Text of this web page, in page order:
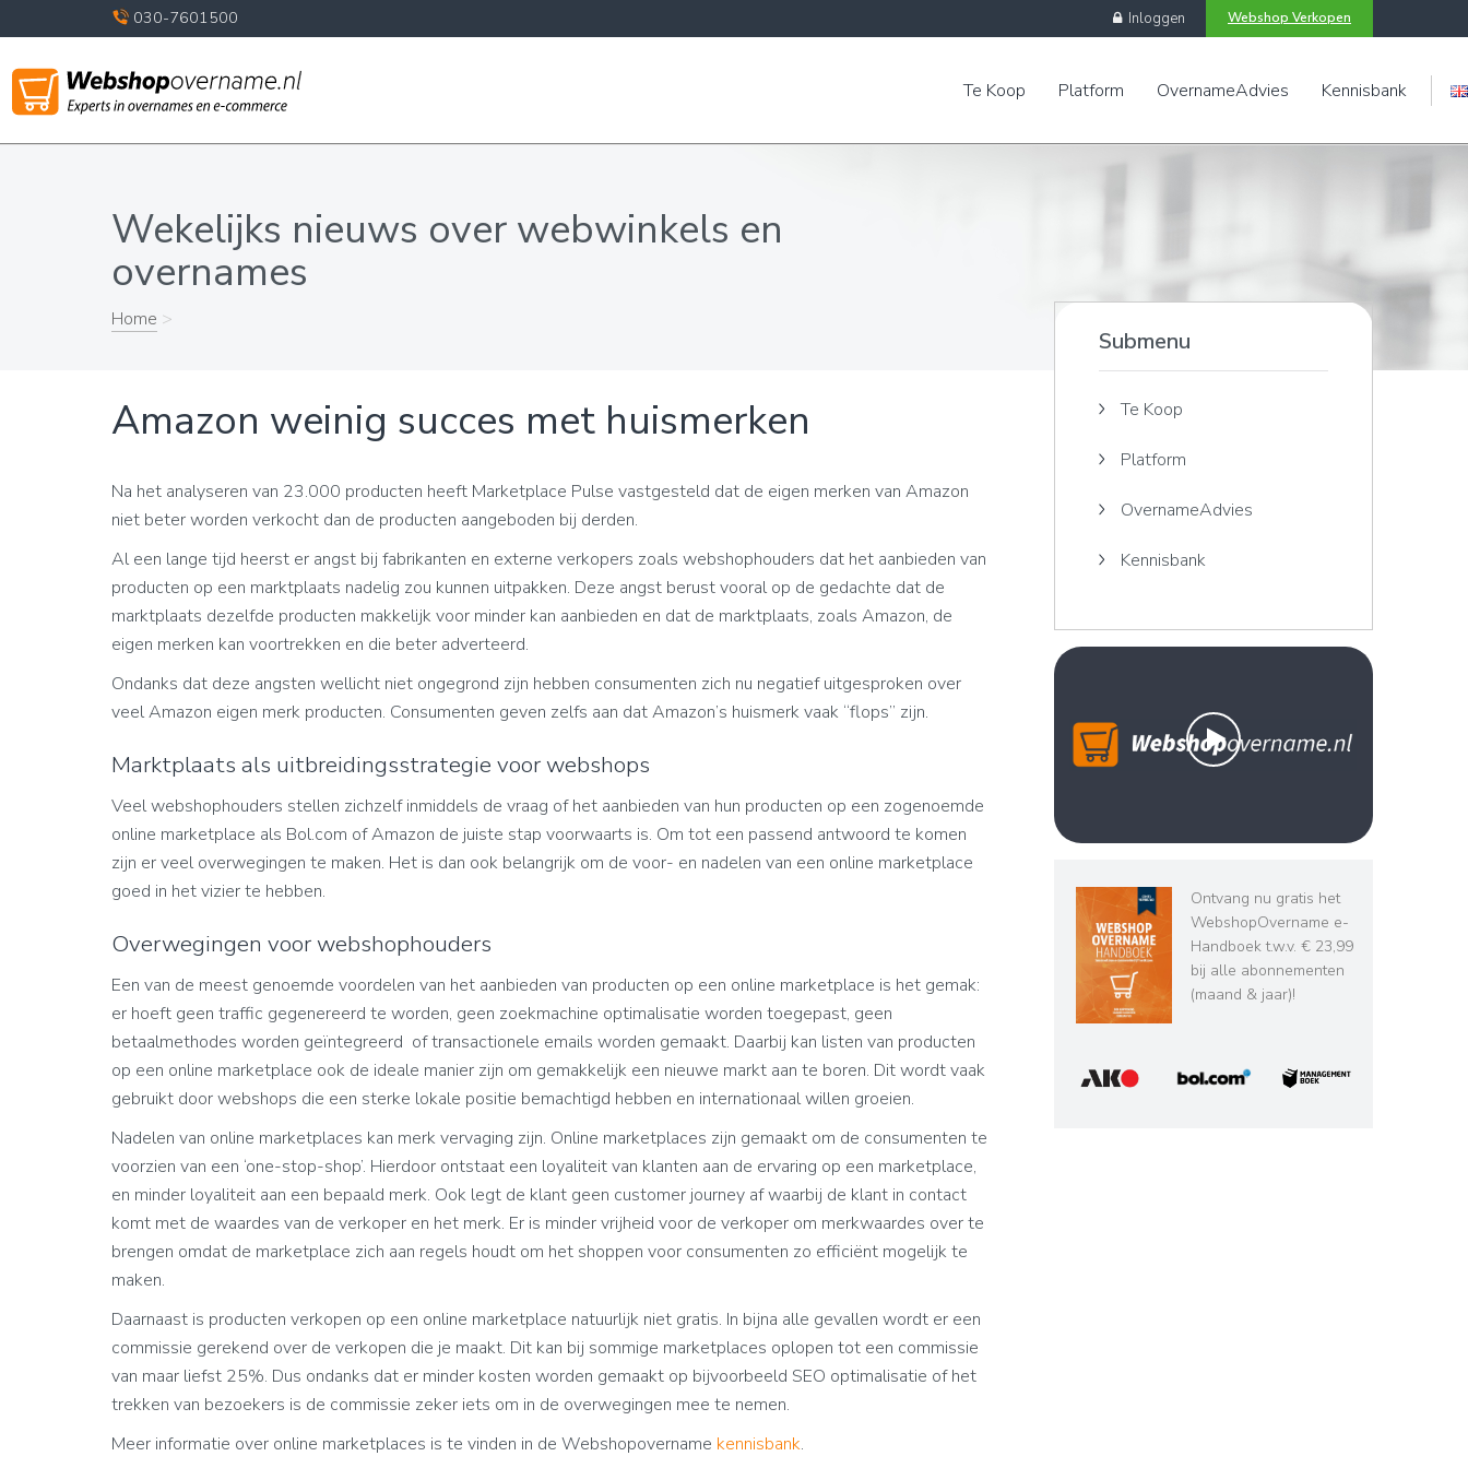
030-7601500 Webshop Verkopen
Inloggen
Engels
Te Koop Platform OvernameAdvies Kennisbank
Wekelijks nieuws over webwinkels en
overnames
Home >
Amazon weinig succes met huismerken
Na het analyseren van 23.000 producten heeft Marketplace Pulse vastgesteld dat de eigen merken van Amazon
niet beter worden verkocht dan de producten aangeboden bij derden.
Al een lange tijd heerst er angst bij fabrikanten en externe verkopers zoals webshophouders dat het aanbieden van
producten op een marktplaats nadelig zou kunnen uitpakken. Deze angst berust vooral op de gedachte dat de
marktplaats dezelfde producten makkelijk voor minder kan aanbieden en dat de marktplaats, zoals Amazon, de
eigen merken kan voortrekken en die beter adverteerd.
Ondanks dat deze angsten wellicht niet ongegrond zijn hebben consumenten zich nu negatief uitgesproken over
veel Amazon eigen merk producten. Consumenten geven zelfs aan dat Amazon’s huismerk vaak “flops” zijn.
Marktplaats als uitbreidingsstrategie voor webshops
Veel webshophouders stellen zichzelf inmiddels de vraag of het aanbieden van hun producten op een zogenoemde
online marketplace als Bol.com of Amazon de juiste stap voorwaarts is. Om tot een passend antwoord te komen
zijn er veel overwegingen te maken. Het is dan ook belangrijk om de voor- en nadelen van een online marketplace
goed in het vizier te hebben.
Overwegingen voor webshophouders
Een van de meest genoemde voordelen van het aanbieden van producten op een online marketplace is het gemak:
er hoeft geen traffic gegenereerd te worden, geen zoekmachine optimalisatie worden toegepast, geen
betaalmethodes worden geïntegreerd of transactionele emails worden gemaakt. Daarbij kan listen van producten
op een online marketplace ook de ideale manier zijn om gemakkelijk een nieuwe markt aan te boren. Dit wordt vaak
gebruikt door webshops die een sterke lokale positie bemachtigd hebben en internationaal willen groeien.
Nadelen van online marketplaces kan merk vervaging zijn. Online marketplaces zijn gemaakt om de consumenten te
voorzien van een ‘one-stop-shop’. Hierdoor ontstaat een loyaliteit van klanten aan de ervaring op een marketplace,
en minder loyaliteit aan een bepaald merk. Ook legt de klant geen customer journey af waarbij de klant in contact
komt met de waardes van de verkoper en het merk. Er is minder vrijheid voor de verkoper om merkwaardes over te
brengen omdat de marketplace zich aan regels houdt om het shoppen voor consumenten zo efficiënt mogelijk te
maken.
Daarnaast is producten verkopen op een online marketplace natuurlijk niet gratis. In bijna alle gevallen wordt er een
commissie gerekend over de verkopen die je maakt. Dit kan bij sommige marketplaces oplopen tot een commissie
van maar liefst 25%. Dus ondanks dat er minder kosten worden gemaakt op bijvoorbeeld SEO optimalisatie of het
trekken van bezoekers is de commissie zeker iets om in de overwegingen mee te nemen.
Meer informatie over online marketplaces is te vinden in de Webshopovername kennisbank.
Submenu
Te Koop
Platform
OvernameAdvies
Kennisbank
Ontvang nu gratis het
WebshopOvername e-
Handboek t.w.v. € 23,99
bij alle abonnementen
(maand & jaar)!